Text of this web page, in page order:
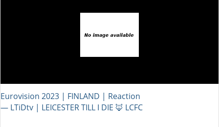
Eurovision 2023 | FINLAND | Reaction
― LTiDtv | LEICESTER TILL I DIE 🦊 LCFC